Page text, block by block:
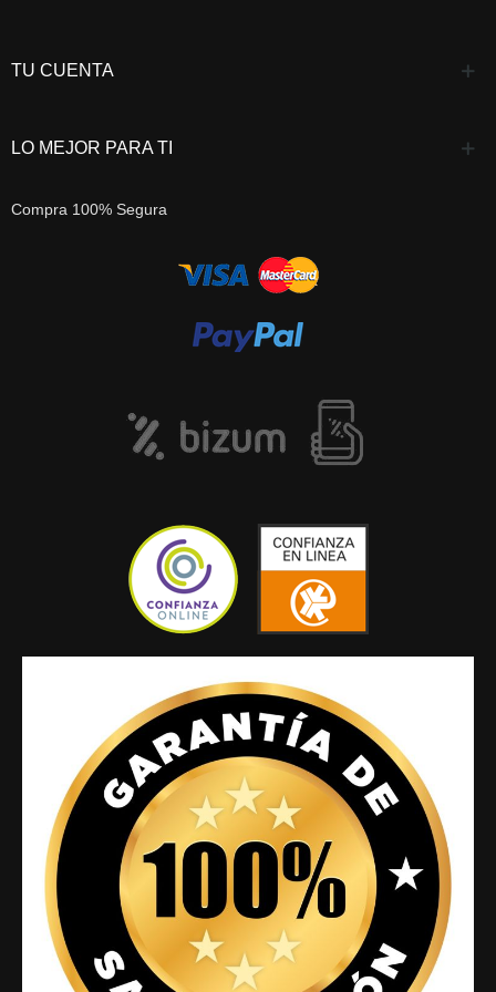
TU CUENTA
LO MEJOR PARA TI
Compra 100% Segura